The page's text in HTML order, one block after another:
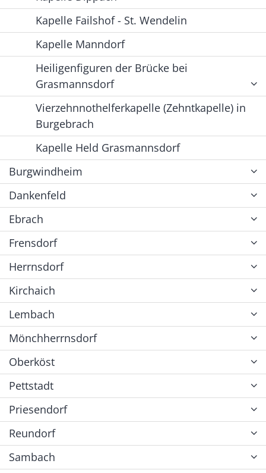
Kapelle Failshof - St. Wendelin
Kapelle Manndorf
Heiligenfiguren der Brücke bei
Grasmannsdorf
Vierzehnnothelferkapelle (Zehntkapelle) in
Burgebrach
Kapelle Held Grasmannsdorf
Burgwindheim
Dankenfeld
Ebrach
Frensdorf
Herrnsdorf
Kirchaich
Lembach
Mönchherrnsdorf
Oberköst
Pettstadt
Priesendorf
Reundorf
Sambach